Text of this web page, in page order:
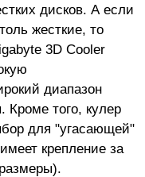
дисков. А если
жесткие, то
3D Cooler
диапазон
Кpоме того, кулер
для "угасающей"
крепление за